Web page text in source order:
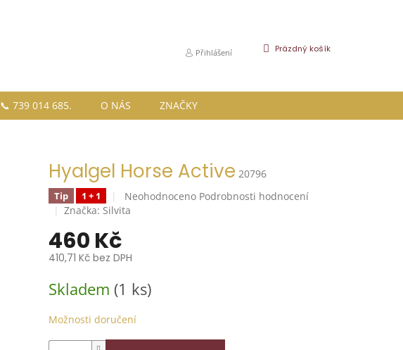
Přihlášení
NÁKUPNÍ
Prázdný košík
📞 739 014 685. O NÁS ZNAČKY
Hyalgel Horse Active 20796
Tip 1 + 1
Průměrné
hodnocení
z
hvězdiček.
Neohodnoceno Podrobnosti hodnocení
Značka: Silvita
460 Kč
410,71 Kč bez DPH
cena:
Skladem (1 ks)
Možnosti doručení